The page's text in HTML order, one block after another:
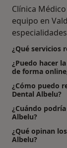
Clínica
equipo en
¿Qué servicios
¿Puedo hacer
de forma
¿Cómo puedo
Dental Albelu?
¿Cuándo
Albelu?
¿Qué opinan
Albelu?